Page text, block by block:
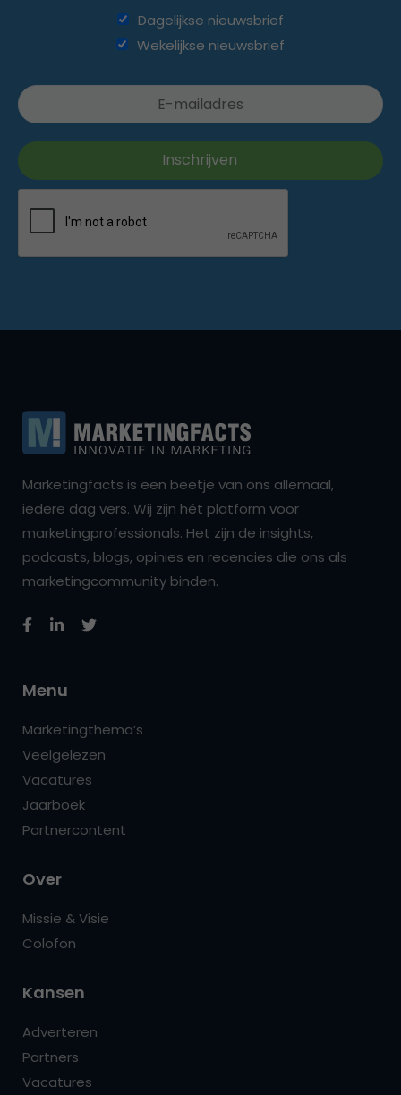
Dagelijkse nieuwsbrief
Wekelijkse nieuwsbrief
Marketingfacts is een beetje van ons allemaal,
iedere dag vers. Wij zijn hét platform voor
marketingprofessionals. Het zijn de insights,
podcasts, blogs, opinies en recencies die ons als
marketingcommunity binden.
Menu
Marketingthema’s
Veelgelezen
Vacatures
Jaarboek
Partnercontent
Over
Missie & Visie
Colofon
Kansen
Adverteren
Partners
Vacatures